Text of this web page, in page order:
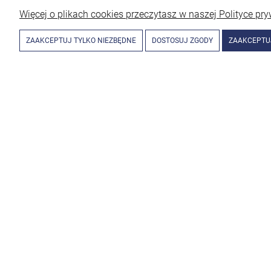
Więcej o plikach cookies przeczytasz w naszej Polityce
ZAAKCEPTUJ TYLKO NIEZBĘDNE DOSTOSUJ ZGODY